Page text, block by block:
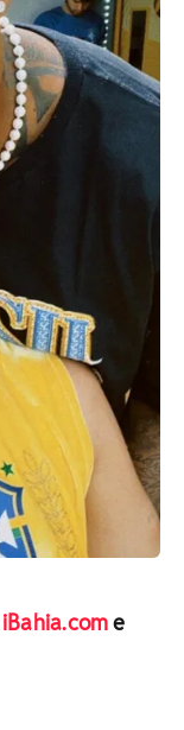
iBahia.come